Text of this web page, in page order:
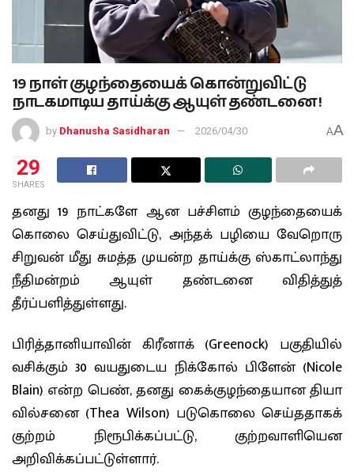
19 நாள் குழந்தையைக் கொன்றுவிட்டு
நாடகமாடிய தாய்க்கு ஆயுள் தண்டனை !
by Dhanusha Sasidharan 2026/04/30 AA
29
SHARES
தனது 19 நாட்களே ஆன பச்சிளம் குழந்தையைக்
கொலை செய்துவிட்டு, அந்தக் பழியை வேறொரு
சிறுவன் மீது சுமத்த முயன்ற தாய்க்கு ஸ்காட்லாந்து
நீதிமன்றம் ஆயுள் தண்டனை விதித்துத்
தீர்ப்பளித்துள்ளது.
பிரித்தானியாவின் கிரீனாக் (Greenock) பகுதியில்
வசிக்கும் 30 வயதுடைய நிக்கோல் பிளேன் (Nicole
Blain) என்ற பெண், தனது கைக்குழந்தையான தியா
வில்சனை (Thea Wilson) படுகொலை செய்ததாகக்
குற்றம் நிரூபிக்கப்பட்டு, குற்றவாளியென
அறிவிக்கப்பட்டுள்ளார்.